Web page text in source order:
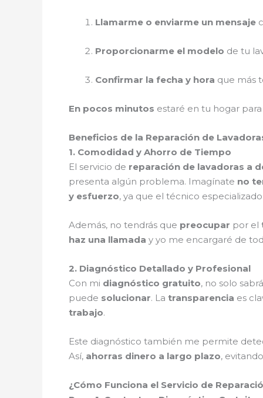
Llamarme o enviarme un mensaje
Proporcionarme el modelo de tu
Confirmar la fecha y hora que más
En pocos minutos estaré en tu hogar para
Beneficios de la Reparación de
1. Comodidad y Ahorro de Tiempo
El servicio de reparación de lavadoras a
presenta algún problema. Imagínate no
y esfuerzo, ya que el técnico
Además, no tendrás que preocupar por el
haz una llamada y yo me encargaré de
2. Diagnóstico Detallado y Profesional
Con mi diagnóstico gratuito, no solo
puede solucionar. La transparencia es
trabajo.
Este diagnóstico también me permite
Así, ahorras dinero a largo plazo,
¿Cómo Funciona el Servicio de